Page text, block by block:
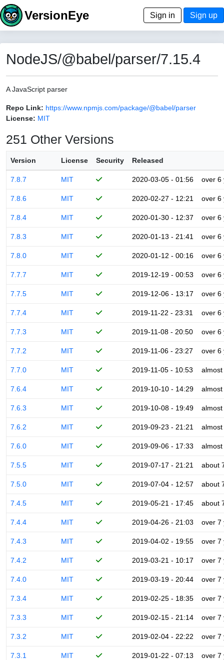
VersionEye Sign in Sign up
NodeJS/@babel/parser/7.15.4
A JavaScript parser
Repo Link: https://www.npmjs.com/package/@babel/parser
License: MIT
251 Other Versions
Version License Security Released
7.8.7 MIT 2020-03-05 - 01:56 over 6
7.8.6 MIT 2020-02-27 - 12:21 over 6
7.8.4 MIT 2020-01-30 - 12:37 over 6
7.8.3 MIT 2020-01-13 - 21:41 over 6
7.8.0 MIT 2020-01-12 - 00:16 over 6
7.7.7 MIT 2019-12-19 - 00:53 over 6
7.7.5 MIT 2019-12-06 - 13:17 over 6
7.7.4 MIT 2019-11-22 - 23:31 over 6
7.7.3 MIT 2019-11-08 - 20:50 over 6
7.7.2 MIT 2019-11-06 - 23:27 over 6
7.7.0 MIT 2019-11-05 - 10:53
7.6.4 MIT 2019-10-10 - 14:29
7.6.3 MIT 2019-10-08 - 19:49
7.6.2 MIT 2019-09-23 - 21:21
7.6.0 MIT 2019-09-06 - 17:33
7.5.5 MIT 2019-07-17 - 21:21 about
7.5.0 MIT 2019-07-04 - 12:57 about
7.4.5 MIT 2019-05-21 - 17:45 about
7.4.4 MIT 2019-04-26 - 21:03 over 7
7.4.3 MIT 2019-04-02 - 19:55 over 7
7.4.2 MIT 2019-03-21 - 10:17 over 7
7.4.0 MIT 2019-03-19 - 20:44 over 7
7.3.4 MIT 2019-02-25 - 18:35 over 7
7.3.3 MIT 2019-02-15 - 21:14 over 7
7.3.2 MIT 2019-02-04 - 22:22 over 7
7.3.1 MIT 2019-01-22 - 07:13 over 7